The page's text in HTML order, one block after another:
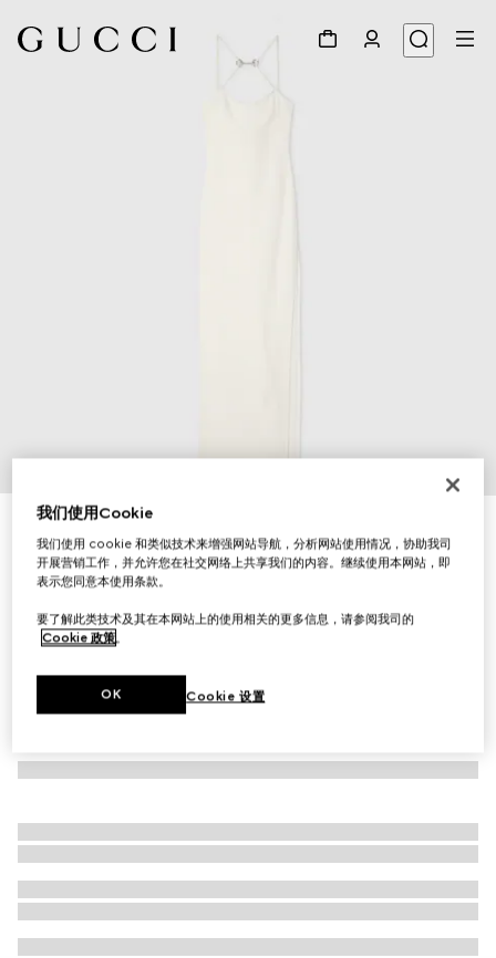
饰水晶马衔扣长款桑蚕丝连衣裙
€ 2.790
我们使用Cookie
我们使用 cookie 和类似技术来增强网站导航，分析网站使用情况，协助我司
开展营销工作，并允许您在社交网络上共享我们的内容。继续使用本网站，即
表示您同意本使用条款。
要了解此类技术及其在本网站上的使用相关的更多信息，请参阅我司的
Cookie 政策。
Cookie 设置
OK